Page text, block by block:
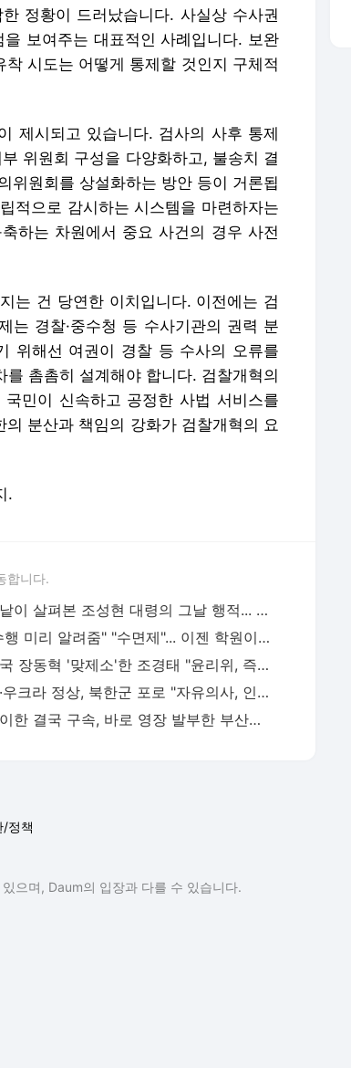
정황이 드러났습니다. 사실상 수사권
보여주는 대표적인 사례입니다. 보완
착 시도는 어떻게 통제할 것인지 구체적
제시되고 있습니다. 검사의 사후 통제
위원회 구성을 다양화하고, 불송치 결
위원회를 상설화하는 방안 등이 거론됩
적으로 감시하는 시스템을 마련하자는
하는 차원에서 중요 사건의 경우 사전
는 건 당연한 이치입니다. 이전에는 검
는 경찰·중수청 등 수사기관의 권력 분
위해선 여권이 경찰 등 수사의 오류를
촘촘히 설계해야 합니다. 검찰개혁의
민이 신속하고 공정한 사법 서비스를
분산과 책임의 강화가 검찰개혁의 요
.
합니다.
낱낱이 살펴본 조성현 대령의 그날 행적... 참군인 아닌 내란가담자?
"수행 미리 알려줌" "수면제"... 이젠 학원이 고교 교사 실명 품평회를?
결국 장동혁 '맞제소'한 조경태 "윤리위, 즉각 제명해야"
한·우크라 정상, 북한군 포로 "자유의사, 인도주의로 해결" 합의
정이한 결국 구속, 바로 영장 발부한 부산지법
/정책
으며, Daum의 입장과 다를 수 있습니다.